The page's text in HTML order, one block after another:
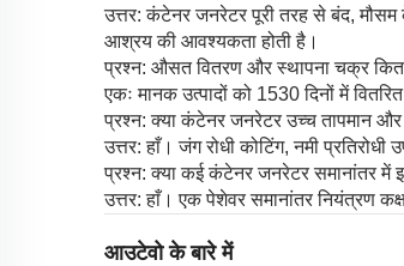
उत्तर: कंटेनर जनरेटर पूरी तरह से बंद, मौसम
आश्रय की आवश्यकता होती है।
प्रश्न: औसत वितरण और स्थापना चक्र
एकः मानक उत्पादों को 1530 दिनों में
प्रश्न: क्या कंटेनर जनरेटर उच्च तापमान
उत्तर: हाँ। जंग रोधी कोटिंग, नमी
प्रश्न: क्या कई कंटेनर जनरेटर समानांतर में
उत्तर: हाँ। एक पेशेवर समानांतर नियंत्रण
आउटेवो के बारे में